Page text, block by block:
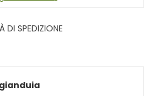
DI SPEDIZIONE
gianduia